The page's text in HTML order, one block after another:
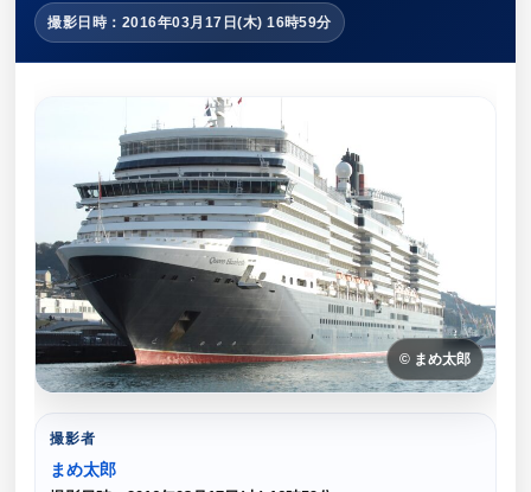
撮影日時：2016年03月17日(木) 16時59分
© まめ太郎
撮影者
まめ太郎
新規登録 パスワードを忘れた方